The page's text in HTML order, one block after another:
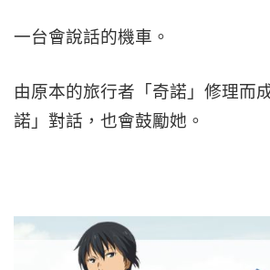
一台會說話的機車。
由原本的旅行者「奇諾」修理而
諾」對話，也會鼓勵她。